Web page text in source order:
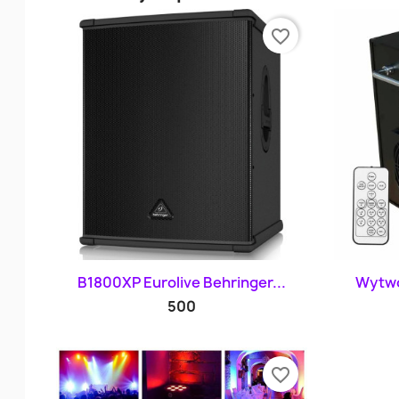
Szybki podgląd
B1800XP Eurolive Behringer...
500
favorite_border
favorite_border